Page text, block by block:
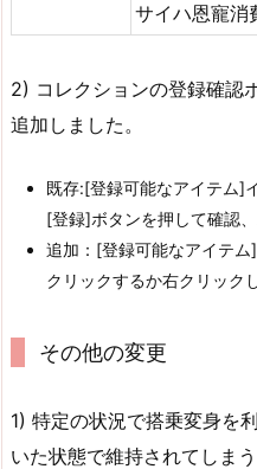
サイハ恩寵消
2) コレクションの登録確認
追加しました。
既存:[登録可能なアイテム]
[登録]ボタンを押して確認
追加：[登録可能なアイテ
クリックするか右クリック
その他の変更
1) 特定の状況で搭乗変身を
いた状態で維持されてしま